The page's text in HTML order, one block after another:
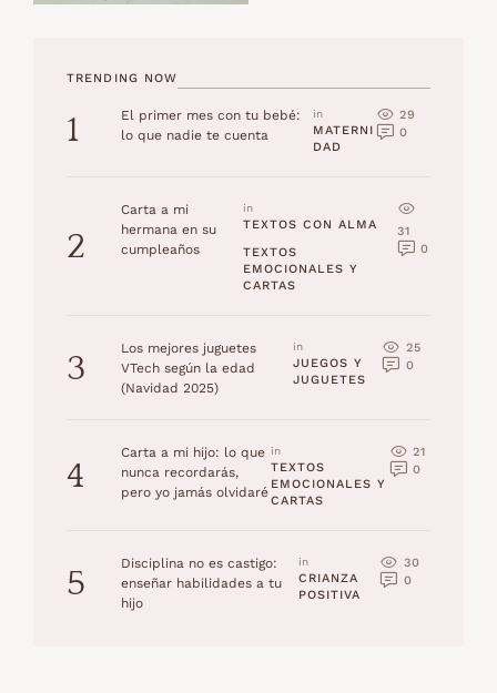
TRENDING NOW
1
El primer mes con tu bebé:
lo que nadie te cuenta
in
MATERNI
DAD
29
0
2
Carta a mi
hermana en su
cumpleaños
in
TEXTOS CON ALMA
TEXTOS
EMOCIONALES Y
CARTAS
31
0
3
Los mejores juguetes
VTech según la edad
(Navidad 2025)
in
JUEGOS Y
JUGUETES
25
0
4
Carta a mi hijo: lo que
nunca recordarás,
pero yo jamás olvidaré
in
TEXTOS
EMOCIONALES Y
CARTAS
21
0
5
Disciplina no es castigo:
enseñar habilidades a tu
hijo
in
CRIANZA
POSITIVA
30
0